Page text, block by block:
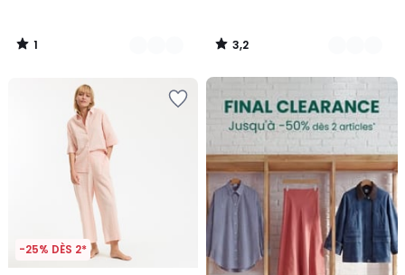
1
/
3,2
/
-25% DÈS 2*
FINAL
CLEARANCE